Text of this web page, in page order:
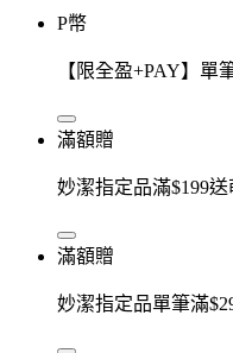
P幣
【限全盈+PAY】單
滿額贈
妙潔指定品滿$199
滿額贈
妙潔指定品單筆滿